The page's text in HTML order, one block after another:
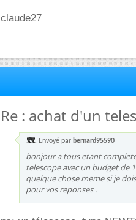
claude27
Re : achat d'un
Envoyé par bernard95590
bonjour a tous etant
telescope avec un budget de
quelque chose meme si je
pour vos reponses .